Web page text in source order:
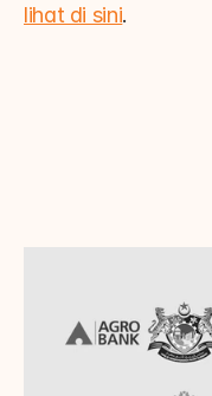
lihat di sini.